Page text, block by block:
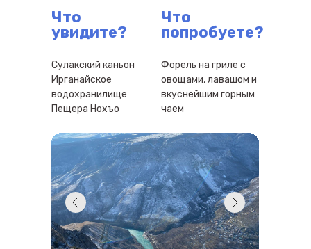
Что
увидите?
Что
попробуете?
Сулакский каньон
Ирганайское
водохранилище
Пещера Нохъо
Форель на гриле с
овощами, лавашом и
вкуснейшим горным
чаем